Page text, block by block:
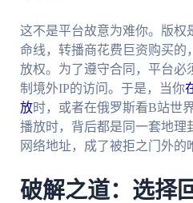
这不是平台故意为难你。版权
命线，转播商花费巨资购买的
放权。为了遵守合同，平台必
制境外IP的访问。于是，当你
放时，或者在俄罗斯看B站世
播放时，背后都是同一套地理
网络地址，成了被拒之门外的
破解之道：选择